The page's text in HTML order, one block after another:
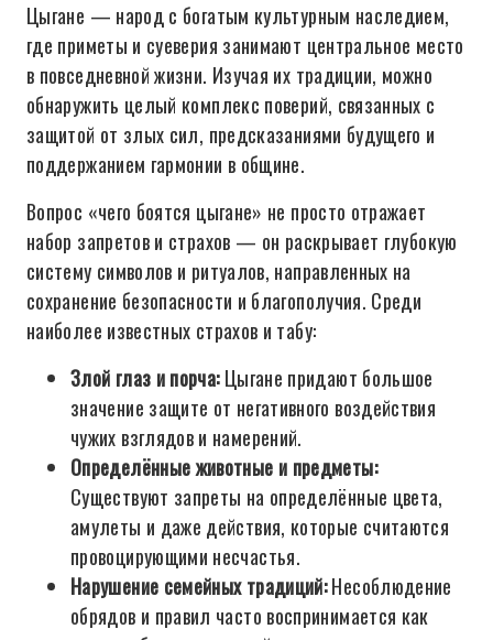
Цыгане — народ с богатым культурным наследием,
где приметы и суеверия занимают центральное место
в повседневной жизни. Изучая их традиции, можно
обнаружить целый комплекс поверий, связанных с
защитой от злых сил, предсказаниями будущего и
поддержанием гармонии в общине.
Вопрос «чего боятся цыгане» не просто отражает
набор запретов и страхов — он раскрывает глубокую
систему символов и ритуалов, направленных на
сохранение безопасности и благополучия. Среди
наиболее известных страхов и табу:
Злой глаз и порча:Цыгане придают большое
значение защите от негативного воздействия
чужих взглядов и намерений.
Определённые животные и предметы:
Существуют запреты на определённые цвета,
амулеты и даже действия, которые считаются
провоцирующими несчастья.
Нарушение семейных традиций:Несоблюдение
обрядов и правил часто воспринимается как